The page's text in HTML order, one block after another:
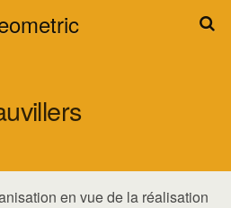
en vue de la réalisation